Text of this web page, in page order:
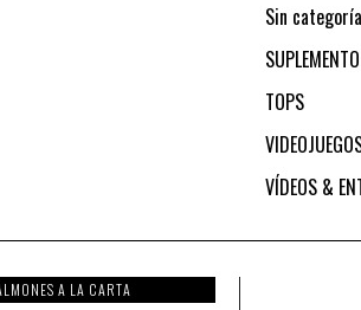
Sin categoría
TOPS
VÍDEOS &
A LA CARTA